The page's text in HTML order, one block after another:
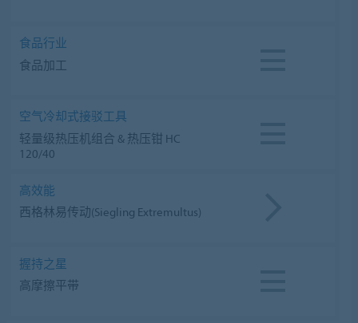
食品行业
食品加工
空气冷却式接驳工具
轻量级热压机组合 & 热压钳 HC
120/40
高效能
西格林易传动(Siegling Extremultus)
握持之星
高摩擦平带